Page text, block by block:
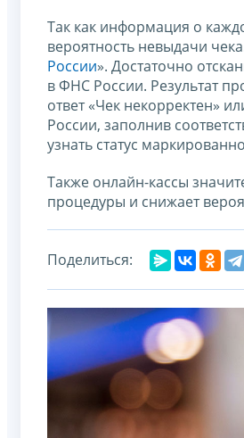
Так как информация о
вероятность невыдачи
России». Достаточно
в ФНС России. Результат
ответ «Чек некорректен»
России, заполнив
узнать статус
Также онлайн-кассы
процедуры и снижает
Поделиться: